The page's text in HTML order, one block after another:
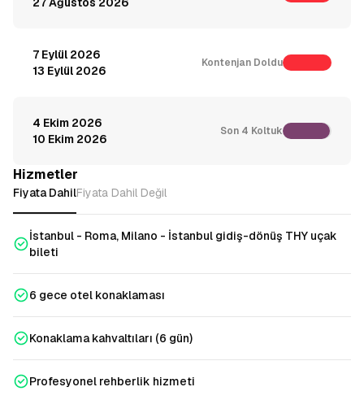
7 Eylül 2026
13 Eylül 2026
Kontenjan Doldu
4 Ekim 2026
10 Ekim 2026
Son 4 Koltuk
Hizmetler
Fiyata DahilFiyata Dahil Değil
İstanbul - Roma, Milano - İstanbul gidiş-dönüş THY uçak
bileti
6 gece otel konaklaması
Konaklama kahvaltıları (6 gün)
Profesyonel rehberlik hizmeti